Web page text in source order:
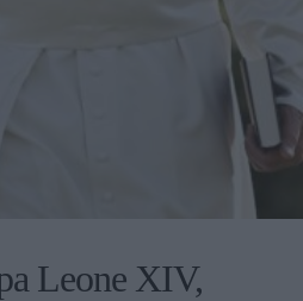
Leone XIV,